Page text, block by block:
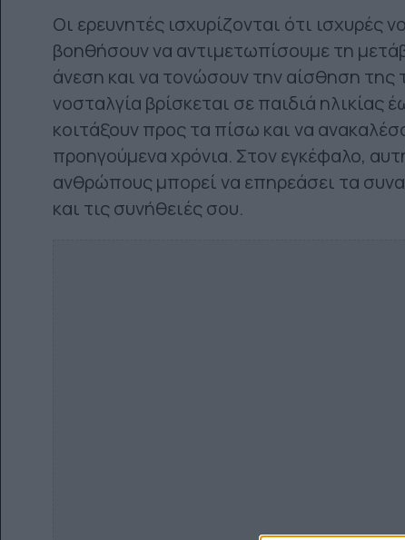
Οι ερευνητές ισχυρίζονται ότι ισχυρές
βοηθήσουν να αντιμετωπίσουμε τη
άνεση και να τονώσουν την αίσθηση
νοσταλγία βρίσκεται σε παιδιά
κοιτάξουν προς τα πίσω και να
προηγούμενα χρόνια. Στον εγκέφαλο,
ανθρώπους μπορεί να επηρεάσει τα
και τις συνήθειές σου.